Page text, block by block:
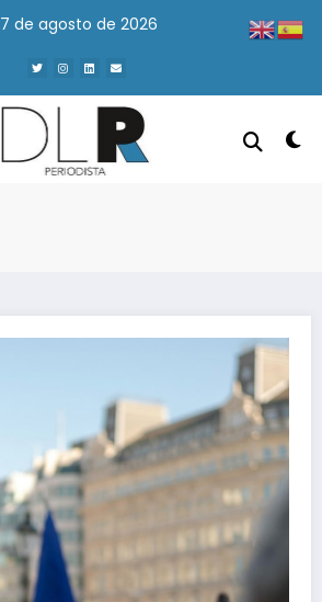
7 de agosto de 2026